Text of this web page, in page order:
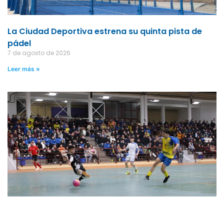
La Ciudad Deportiva estrena su quinta pista de
pádel
7 de agosto de 2026
Leer más »